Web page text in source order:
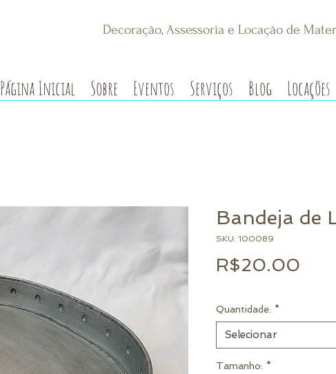
Decoração, Assessoria e Locação de
Página Inicial Sobre Eventos Serviços Blog Locações
Bandeja de
SKU: 100089
R$20.00
Quantidade: *
Selecionar
Tamanho: *